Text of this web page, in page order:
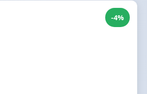
-4%